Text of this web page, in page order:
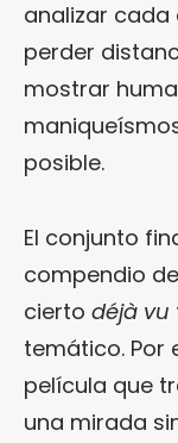
analizar cada
perder
mostrar
posible.
El conjunto
compendio
cierto déjà vu
temático. Por
película que
una mirada